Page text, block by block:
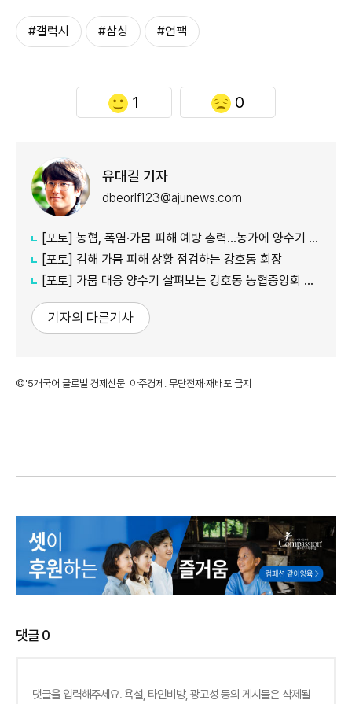
#갤럭시 #삼성 #언팩
1 0
유대길 기자
dbeorlf123@ajunews.com
[포토] 농협, 폭염·가뭄 피해 예방 총력…농가에 양수기 지원
[포토] 김해 가뭄 피해 상황 점검하는 강호동 회장
[포토] 가뭄 대응 양수기 살펴보는 강호동 농협중앙회 회장
기자의 다른기사
©'5개국어 글로벌 경제신문' 아주경제. 무단전재·재배포 금지
댓글0